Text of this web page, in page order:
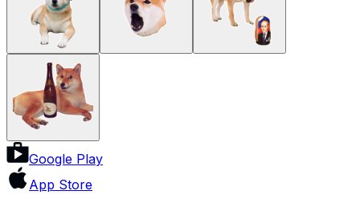
Google Play
App Store